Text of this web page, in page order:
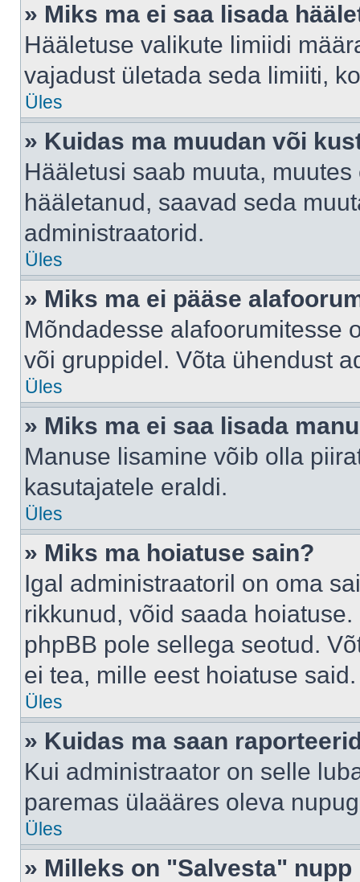
» Miks ma ei saa lisada
Hääletuse valikute limiidi
vajadust ületada seda limiiti,
Üles
» Kuidas ma muudan või
Hääletusi saab muuta,
hääletanud, saavad seda
administraatorid.
Üles
» Miks ma ei pääse
Mõndadesse alafoorumitesse
või gruppidel. Võta ühendust
Üles
» Miks ma ei saa lisada
Manuse lisamine võib olla
kasutajatele eraldi.
Üles
» Miks ma hoiatuse sain?
Igal administraatoril on oma
rikkunud, võid saada
phpBB pole sellega seotud.
ei tea, mille eest hoiatuse said.
Üles
» Kuidas ma saan
Kui administraator on selle
paremas ülaääres oleva
Üles
» Milleks on "Salvesta"